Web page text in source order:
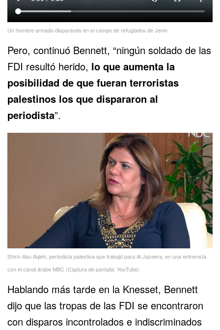
Un hombre armado disparando en el campo de refugiados de Jenin
Pero, continuó Bennett, “ningún soldado de las
FDI resultó herido, lo que aumenta la
posibilidad de que fueran terroristas
palestinos los que dispararon al
periodista”.
Shirin Abu Aqleh, periodista palestina que trabajó para Al Jazeera, en una entrevista
con el canal árabe MBC (Captura de pantalla: YouTube)
Hablando más tarde en la Knesset, Bennett
dijo que las tropas de las FDI se encontraron
con disparos incontrolados e indiscriminados